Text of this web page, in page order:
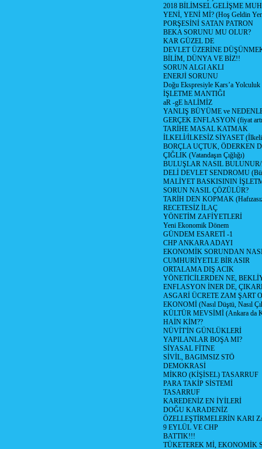
2018 BİLİMSEL GELİŞME
YENİ, YENİ Mİ? (Hoş Geldin
PORŞESİNİ SATAN PATRON
BEKA SORUNU MU OLUR?
KAR GÜZEL DE
DEVLET ÜZERİNE
BİLİM, DÜNYA VE BİZ!!
SORUN ALGI AKLI
ENERJİ SORUNU
Doğu Ekspresiyle Kars’a Yolculuk
İŞLETME MANTIĞI
aR -gE hALİMİZ
YANLIŞ BÜYÜME ve
GERÇEK ENFLASYON (fiyat
TARİHE MASAL KATMAK
İLKELİ/İLKESİZ SİYASET
BORÇLA UÇTUK, ÖDERKEN
ÇIĞLIK (Vatandaşın Çığlığı)
BULUŞLAR NASIL
DELİ DEVLET SENDROMU
MALİYET BASKISININ
SORUN NASIL ÇÖZÜLÜR?
TARİH DEN KOPMAK
RECETESİZ İLAÇ
YÖNETİM ZAFİYETLERİ
Yeni Ekonomik Dönem
GÜNDEM ESARETİ -1
CHP ANKARA ADAYI
EKONOMİK SORUNDAN
CUMHURİYETLE BİR ASIR
ORTALAMA DIŞ ACIK
YÖNETİCİLERDEN NE,
ENFLASYON İNER DE,
ASGARİ ÜCRETE ZAM ŞART
EKONOMİ (Nasıl Düştü, Nasıl
KÜLTÜR MEVSİMİ (Ankara da
HAİN KİM??
NÜVİT'İN GÜNLÜKLERİ
YAPILANLAR BOŞA MI?
SİYASAL FİTNE
SİVİL, BAGIMSIZ STÖ
DEMOKRASİ
MİKRO (KİŞİSEL) TASARRUF
PARA TAKİP SİSTEMİ
TASARRUF
KAREDENİZ EN İYİLERİ
DOĞU KARADENİZ
ÖZELLEŞTİRMELERİN KARI
9 EYLÜL VE CHP
BATTIK!!!
TÜKETEREK Mİ, EKONOMİK